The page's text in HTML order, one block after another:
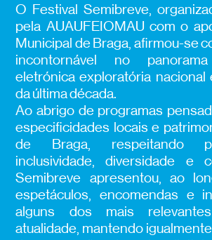
O Festival Semibreve,
pela AUAUFEIOMAU com o
Municipal de Braga, afirmou-se
incontornável no
eletrónica exploratória nacional
da última década.
Ao abrigo de programas
especificidades locais e
de Braga, respeitando
inclusividade, diversidade e
Semibreve apresentou, ao
espetáculos, encomendas e
alguns dos mais
atualidade, mantendo